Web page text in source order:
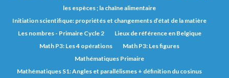
les espèces ; la chaîne alimentaire
Initiation scientifique: propriétés et changements d’état de la matière
Les nombres - Primaire Cycle 2
Lieux de référence en Belgique
Math P3: Les 4 opérations
Math P3: Les figures
Mathématiques Primaire
Mathématiques S1: Angles et parallélismes + définition du cosinus